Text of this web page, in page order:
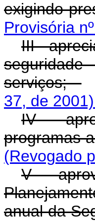
exigindo
Provisória
III -
serviços;
37, de
IV -
programas
(Revogado
V -
anual da